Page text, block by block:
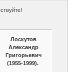
Лоскутов
Александр
Григорьевич
(1955-1999).